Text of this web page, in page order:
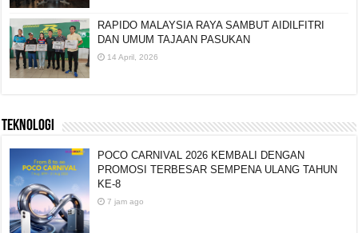
RAPIDO MALAYSIA RAYA SAMBUT AIDILFITRI
DAN UMUM TAJAAN PASUKAN
14 April, 2026
TEKNOLOGI
POCO CARNIVAL 2026 KEMBALI DENGAN
PROMOSI TERBESAR SEMPENA ULANG TAHUN
KE-8
7 jam ago